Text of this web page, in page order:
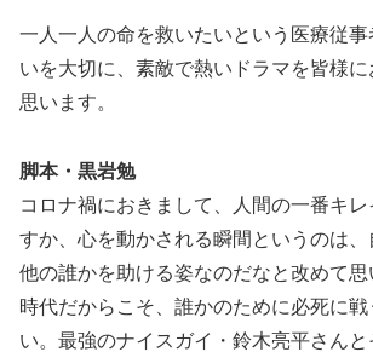
一人一人の命を救いたいという医療従
いを大切に、素敵で熱いドラマを皆様に
思います。
脚本・黒岩勉
コロナ禍におきまして、人間の一番キレ
すか、心を動かされる瞬間というのは
他の誰かを助ける姿なのだなと改めて
時代だからこそ、誰かのために必死に
い。最強のナイスガイ・鈴木亮平さんと